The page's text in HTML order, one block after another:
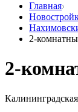
Главная
2-
2-